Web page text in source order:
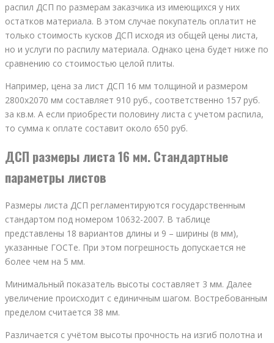
распил ДСП по размерам заказчика из имеющихся у них
остатков материала. В этом случае покупатель оплатит не
только стоимость кусков ДСП исходя из общей цены листа,
но и услуги по распилу материала. Однако цена будет ниже по
сравнению со стоимостью целой плиты.
Например, цена за лист ДСП 16 мм толщиной и размером
2800х2070 мм составляет 910 руб., соответственно 157 руб.
за кв.м. А если приобрести половину листа с учетом распила,
то сумма к оплате составит около 650 руб.
ДСП размеры листа 16 мм. Стандартные
параметры листов
Размеры листа ДСП регламентируются государственным
стандартом под номером 10632-2007. В таблице
представлены 18 вариантов длины и 9 – ширины (в мм),
указанные ГОСТе. При этом погрешность допускается не
более чем на 5 мм.
Минимальный показатель высоты составляет 3 мм. Далее
увеличение происходит с единичным шагом. Востребованным
пределом считается 38 мм.
Различается с учётом высоты прочность на изгиб полотна и